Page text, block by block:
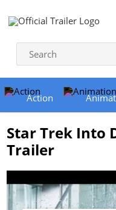
Action
Star Trek Into
Trailer